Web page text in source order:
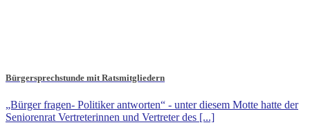
Bürgersprechstunde mit Ratsmitgliedern
„Bürger fragen- Politiker antworten“ - unter diesem Motte hatte der
Seniorenrat Vertreterinnen und Vertreter des [...]